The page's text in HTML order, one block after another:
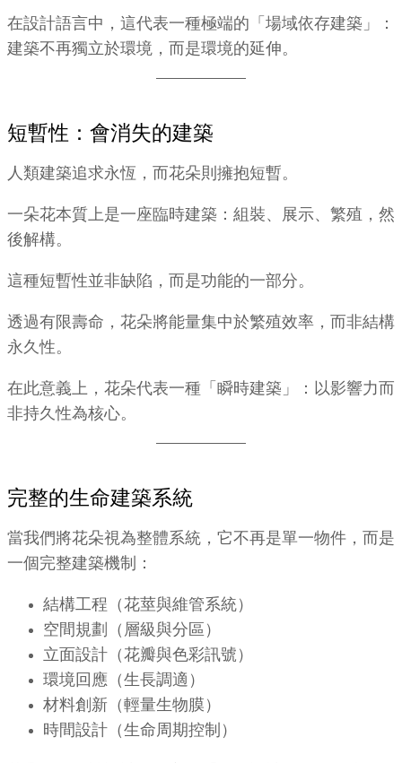
在設計語言中，這代表一種極端的「場域依存建築」：
建築不再獨立於環境，而是環境的延伸。
短暫性：會消失的建築
人類建築追求永恆，而花朵則擁抱短暫。
一朵花本質上是一座臨時建築：組裝、展示、繁殖，然
後解構。
這種短暫性並非缺陷，而是功能的一部分。
透過有限壽命，花朵將能量集中於繁殖效率，而非結構
永久性。
在此意義上，花朵代表一種「瞬時建築」：以影響力而
非持久性為核心。
完整的生命建築系統
當我們將花朵視為整體系統，它不再是單一物件，而是
一個完整建築機制：
結構工程（花莖與維管系統）
空間規劃（層級與分區）
立面設計（花瓣與色彩訊號）
環境回應（生長調適）
材料創新（輕量生物膜）
時間設計（生命周期控制）